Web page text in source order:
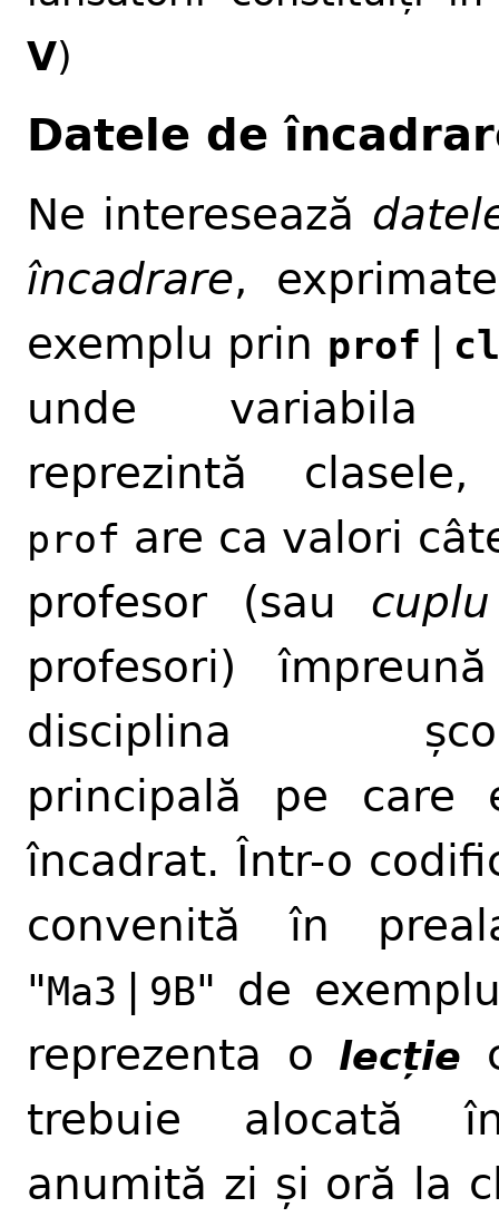
V)
Datele de
Ne interesează
încadrare,
exemplu prin prof
unde
reprezintă
prof are ca valori
profesor (sau cuplu
profesori)
disciplina
principală pe care
încadrat. Într-o
convenită în
"Ma3 9B" de
reprezenta o lecție
trebuie alocată
anumită zi și oră la